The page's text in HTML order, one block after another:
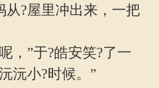
从?屋里冲出来，一把
，”于?皓安笑?了一
沅小?时候。”